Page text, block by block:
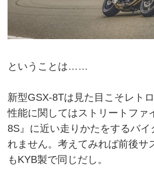
ということは……
新型GSX-8Tは見た目こそレト
性能に関してはストリートファ
8S』に近い走りかたをするバイ
れません。考えてみれば前後サ
もKYB製で同じだし。